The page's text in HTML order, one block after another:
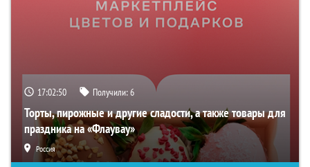
17:02:49 Получили:6
Торты, пирожные и другие сладости, а также товары для
праздника на «Флаувау»
Россия